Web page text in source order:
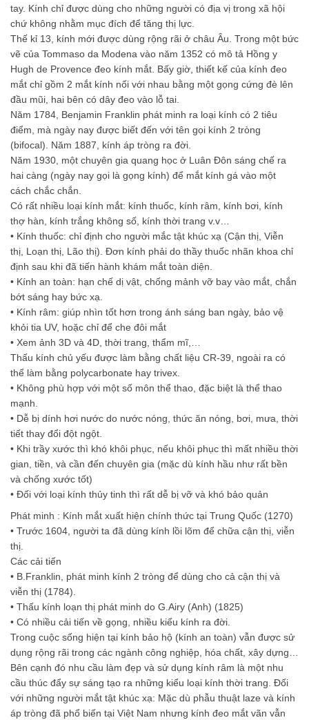
tay. Kính chỉ được dùng cho những người có địa vị trong xã hội
chứ không nhằm mục đích để tăng thị lực.
Thế kỉ 13, kính mới được dùng rộng rãi ở châu Âu. Trong một bức
vẽ của Tommaso da Modena vào năm 1352 có mô tả Hồng y
Hugh de Provence đeo kính mắt. Bấy giờ, thiết kế của kính đeo
mắt chỉ gồm 2 mắt kính nối với nhau bằng một gọng cứng đè lên
đầu mũi, hai bên có dây đeo vào lỗ tai.
Năm 1784, Benjamin Franklin phát minh ra loại kính có 2 tiêu
điểm, mà ngày nay được biết đến với tên gọi kính 2 tròng
(bifocal). Năm 1887, kính áp tròng ra đời.
Năm 1930, một chuyên gia quang học ở Luân Đôn sáng chế ra
hai càng (ngày nay gọi là gọng kính) để mắt kính gá vào một
cách chắc chắn.
Có rất nhiều loại kính mắt: kính thuốc, kính râm, kính bơi, kính
thợ hàn, kính trắng không số, kính thời trang v.v…
• Kính thuốc: chỉ định cho người mắc tật khúc xạ (Cận thị, Viễn
thị, Loạn thị, Lão thị). Đơn kính phải do thầy thuốc nhãn khoa chỉ
định sau khi đã tiến hành khám mắt toàn diện.
• Kính an toàn: hạn chế dị vật, chống mảnh vỡ bay vào mắt, chắn
bớt sáng hay bức xạ.
• Kính râm: giúp nhìn tốt hơn trong ánh sáng ban ngày, bảo vệ
khỏi tia UV, hoặc chỉ để che đôi mắt
• Xem ảnh 3D và 4D, thời trang, thẩm mĩ,…
Thấu kính chủ yếu được làm bằng chất liệu CR-39, ngoài ra có
thể làm bằng polycarbonate hay trivex.
• Không phù hợp với một số môn thể thao, đặc biệt là thể thao
mạnh.
• Dễ bị dính hơi nước do nước nóng, thức ăn nóng, bơi, mưa, thời
tiết thay đổi đột ngột.
• Khi trầy xước thì khó khôi phục, nếu khôi phục thì mất nhiều thời
gian, tiền, và cần đến chuyên gia (mặc dù kính hầu như rất bền
và chống xước tốt)
• Đối với loại kính thủy tinh thì rất dễ bị vỡ và khó bảo quản
Phát minh : Kính mắt xuất hiện chính thức tại Trung Quốc (1270)
• Trước 1604, người ta đã dùng kính lồi lõm để chữa cận thị, viễn
thị.
Các cải tiến
• B.Franklin, phát minh kính 2 tròng để dùng cho cả cận thị và
viễn thị (1784).
• Thấu kính loạn thị phát minh do G.Airy (Anh) (1825)
• Có nhiều cải tiến về gọng, nhiều kiểu kính ra đời.
Trong cuộc sống hiện tại kính bảo hộ (kính an toàn) vẫn được sử
dụng rộng rãi trong các ngành công nghiệp, hóa chất, xây dựng…
Bên cạnh đó nhu cầu làm đẹp và sử dụng kính râm là một nhu
cầu thúc đẩy sự sáng tạo ra những kiểu loại kính thời trang. Đối
với những người mắt tật khúc xạ: Mặc dù phẫu thuật laze và kính
áp tròng đã phổ biến tại Việt Nam nhưng kính đeo mắt vãn vẫn